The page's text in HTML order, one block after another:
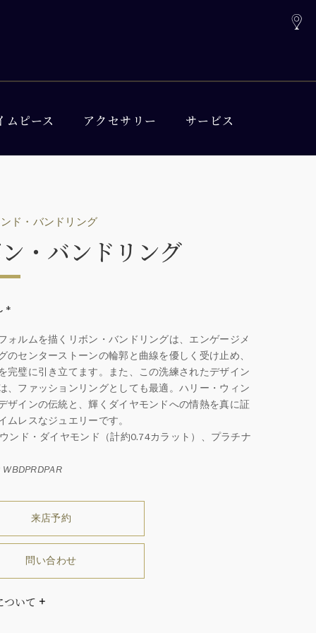
ムピース アクセサリー サービス
ド・バンドリング
・バンドリング
*
ォルムを描くリボン・バンドリングは、エンゲージメ
のセンターストーンの輪郭と曲線を優しく受け止め、
完璧に引き立てます。また、この洗練されたデザイン
、ファッションリングとしても最適。ハリー・ウィン
ザインの伝統と、輝くダイヤモンドへの情熱を真に証
ムレスなジュエリーです。
ンド・ダイヤモンド（計約0.74カラット）、プラチナ
来店予約
問い合わせ
ついて